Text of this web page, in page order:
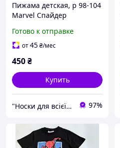
Пижама детская, р 98-104
Marvel Спайдер
Готово к отправке
от45₴/мес
450₴
Купить
"Носки для всієї сім'ї, одяг, взуття та інші товари" 97%